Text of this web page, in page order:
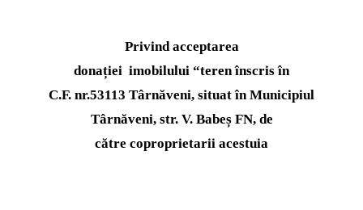
Privind acceptarea
donației imobilului “teren înscris în
C.F. nr.53113 Târnăveni, situat în Municipiul
Târnăveni, str. V. Babeș FN, de
către coproprietarii acestuia